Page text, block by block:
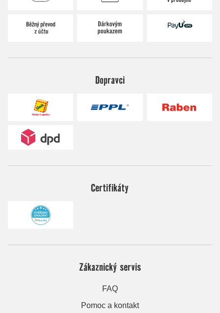
Dopravci
Certifikáty
Zákaznický servis
FAQ
Pomoc a kontakt